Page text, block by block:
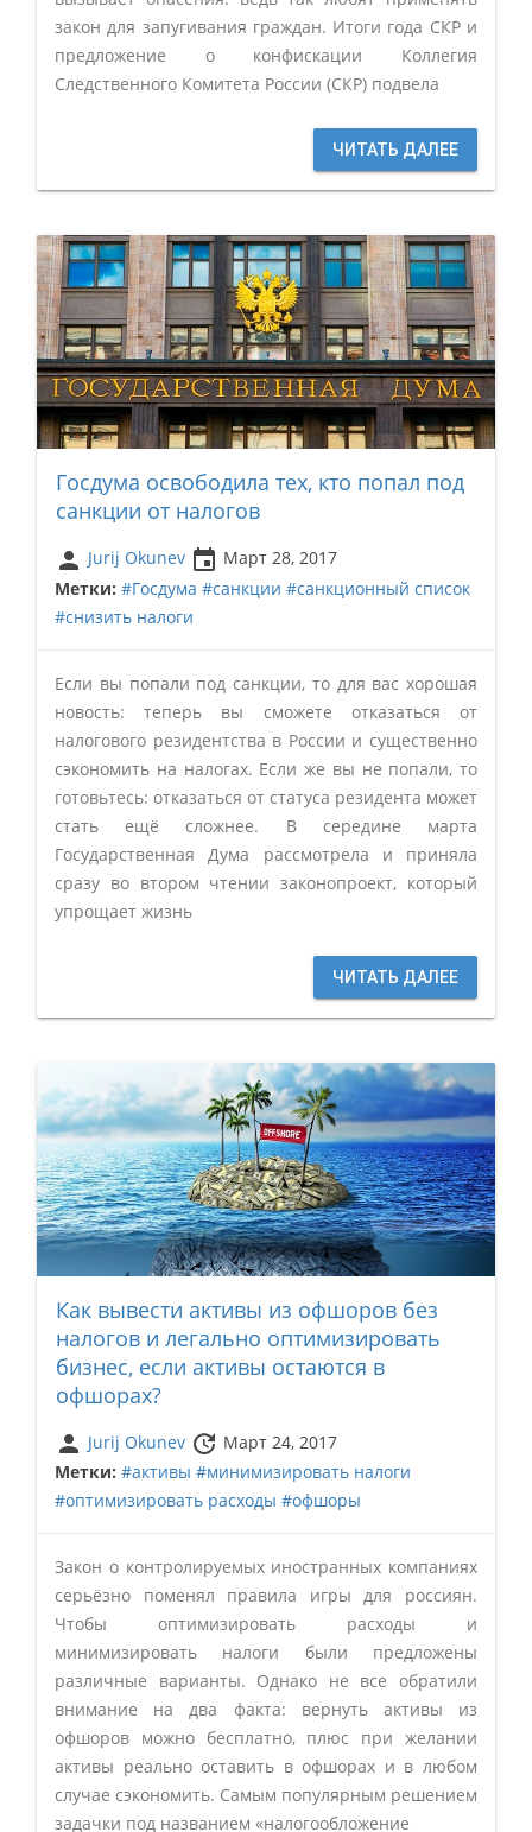
закон для запугивания граждан. Итоги года СКР и
предложение о конфискации Коллегия
Следственного Комитета России (СКР) подвела
ЧИТАТЬ ДАЛЕЕ
Госдума освободила тех, кто попал под
санкции от налогов
person Jurij Okunev insert_invitation Март 28, 2017
Метки: #Госдума #санкции #санкционный список
#снизить налоги
Если вы попали под санкции, то для вас хорошая
новость: теперь вы сможете отказаться от
налогового резидентства в России и существенно
сэкономить на налогах. Если же вы не попали, то
готовьтесь: отказаться от статуса резидента может
стать ещё сложнее. В середине марта
Государственная Дума рассмотрела и приняла
сразу во втором чтении законопроект, который
упрощает жизнь
ЧИТАТЬ ДАЛЕЕ
Как вывести активы из офшоров без
налогов и легально оптимизировать
бизнес, если активы остаются в
офшорах?
person Jurij Okunev update Март 24, 2017
Метки: #активы #минимизировать налоги
#оптимизировать расходы #офшоры
Закон о контролируемых иностранных компаниях
серьёзно поменял правила игры для россиян.
Чтобы оптимизировать расходы и
минимизировать налоги были предложены
различные варианты. Однако не все обратили
внимание на два факта: вернуть активы из
офшоров можно бесплатно, плюс при желании
активы реально оставить в офшорах и в любом
случае сэкономить. Самым популярным решением
задачки под названием «налогообложение